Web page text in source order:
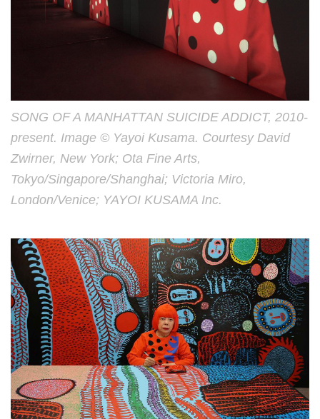
SONG OF A MANHATTAN SUICIDE ADDICT, 2010-
present. Image © Yayoi Kusama. Courtesy David
Zwirner, New York; Ota Fine Arts,
Tokyo/Singapore/Shanghai; Victoria Miro,
London/Venice; YAYOI KUSAMA Inc.